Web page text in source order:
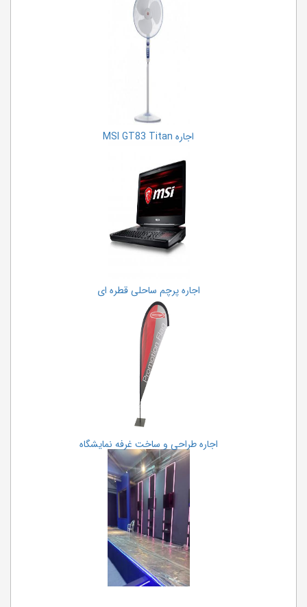
اجاره MSI GT83 Titan
اجاره پرچم ساحلی قطره ای
اجاره طراحی و ساخت غرفه نمایشگاه